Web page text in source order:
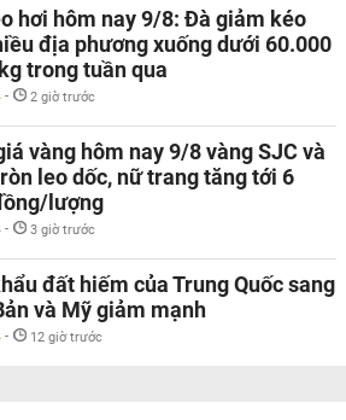
hơi hôm nay 9/8: Đà giảm kéo
địa phương xuống dưới 60.000
trong tuần qua
- 2 giờ trước
vàng hôm nay 9/8 vàng SJC và
leo dốc, nữ trang tăng tới 6
lượng
- 3 giờ trước
đất hiếm của Trung Quốc sang
và Mỹ giảm mạnh
- 12 giờ trước